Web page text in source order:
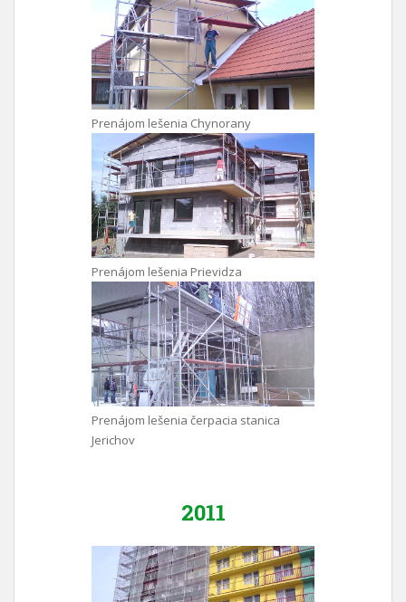
Prenájom lešenia Chynorany
Prenájom lešenia Prievidza
Prenájom lešenia čerpacia stanica
Jerichov
2011